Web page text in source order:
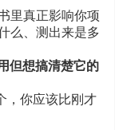
里真正影响你项
么、测出来是多
但想搞清楚它的
，你应该比刚才